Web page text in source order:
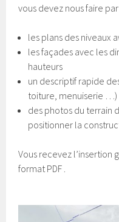
vous devez nous faire
les plans des niveaux
les façades avec les
hauteurs
un descriptif rapide
toiture, menuiserie …)
des photos du terrain
positionner la
Vous recevez l’insertion
format PDF .